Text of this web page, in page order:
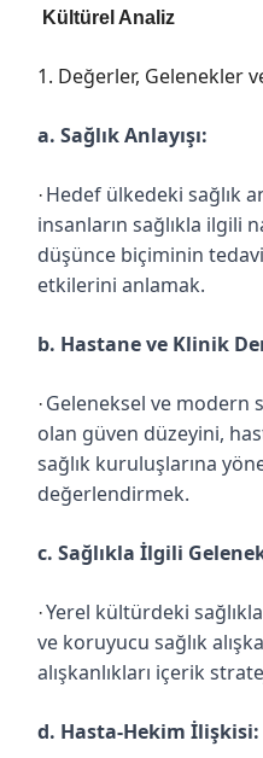
Kültürel Analiz
1. Değerler, Gelenekler
a. Sağlık Anlayışı:
· Hedef ülkedeki sağlık
insanların sağlıkla ilgili
düşünce biçiminin
etkilerini anlamak.
b. Hastane ve Klinik
· Geleneksel ve modern
olan güven düzeyini,
sağlık kuruluşlarına
değerlendirmek.
c. Sağlıkla İlgili
·Yerel kültürdeki
ve koruyucu sağlık
alışkanlıkları içerik
d. Hasta-Hekim İlişkisi: